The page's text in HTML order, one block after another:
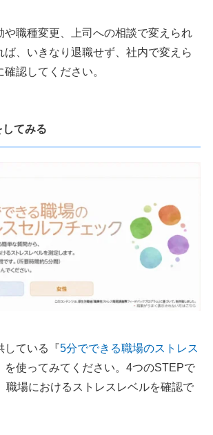
や職種変更、上司への相談で変えられ
ば、いきなり退職せず、社内で変えら
認してください。
てみる
している『5分でできる職場のストレス
を使ってみてください。4つのSTEPで
職場におけるストレスレベルを確認で